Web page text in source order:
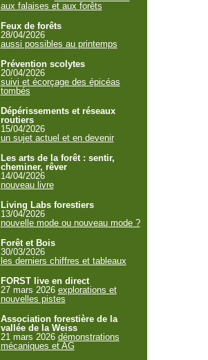
aux falaises et aux forêts
Feux de forêts
28/04/2026
aussi possibles au printemps
Prévention scolytes
20/04/2026
suivi et écorçage des épicéas
tombés
Dépérissements et réseaux
routiers
15/04/2026
un sujet actuel et en devenir
Les arts de la forêt : sentir,
cheminer, rêver
14/04/2026
nouveau livre
Living Labs forestiers
13/04/2026
nouvelle mode ou nouveau mode ?
Forêt et Bois
30/03/2026
les derniers chiffres et tableaux
FORST live en direct
27 mars 2026 explorations et
nouvelles pistes
Association forestière de la
vallée de la Weiss
21 mars 2026 démonstrations
mécaniques et AG